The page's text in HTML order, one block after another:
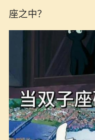
座之中？